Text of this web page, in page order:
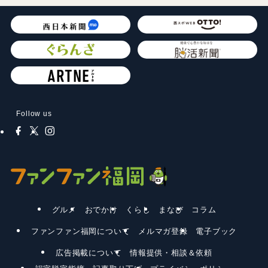
Follow us
グルメ おでかけ くらし まなび コラム
ファンファン福岡について メルマガ登録 電子ブック
広告掲載について
情報提供・相談＆依頼